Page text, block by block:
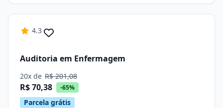
4.3
Auditoria em Enfermagem
20x de R$ 201,08
R$ 70,38 -65%
Parcela grátis